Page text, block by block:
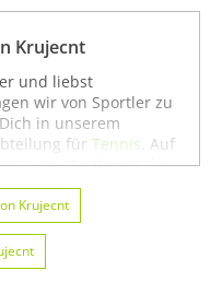
Krujecnt
und liebst
wir von Sportler zu
in unserem
für Tennis . Auf
Sortiment der
Tennis. Du
zum Beispiel
von
gezielt für die
Dich auch auf
Krujecnt